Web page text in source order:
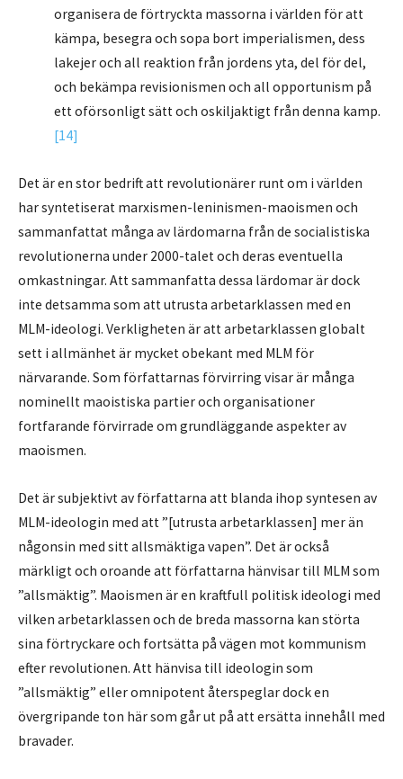
organisera de förtryckta massorna i världen för att
kämpa, besegra och sopa bort imperialismen, dess
lakejer och all reaktion från jordens yta, del för del,
och bekämpa revisionismen och all opportunism på
ett oförsonligt sätt och oskiljaktigt från denna kamp.
[14]
Det är en stor bedrift att revolutionärer runt om i världen
har syntetiserat marxismen-leninismen-maoismen och
sammanfattat många av lärdomarna från de socialistiska
revolutionerna under 2000-talet och deras eventuella
omkastningar. Att sammanfatta dessa lärdomar är dock
inte detsamma som att utrusta arbetarklassen med en
MLM-ideologi. Verkligheten är att arbetarklassen globalt
sett i allmänhet är mycket obekant med MLM för
närvarande. Som författarnas förvirring visar är många
nominellt maoistiska partier och organisationer
fortfarande förvirrade om grundläggande aspekter av
maoismen.
Det är subjektivt av författarna att blanda ihop syntesen av
MLM-ideologin med att ”[utrusta arbetarklassen] mer än
någonsin med sitt allsmäktiga vapen”. Det är också
märkligt och oroande att författarna hänvisar till MLM som
”allsmäktig”. Maoismen är en kraftfull politisk ideologi med
vilken arbetarklassen och de breda massorna kan störta
sina förtryckare och fortsätta på vägen mot kommunism
efter revolutionen. Att hänvisa till ideologin som
”allsmäktig” eller omnipotent återspeglar dock en
övergripande ton här som går ut på att ersätta innehåll med
bravader.